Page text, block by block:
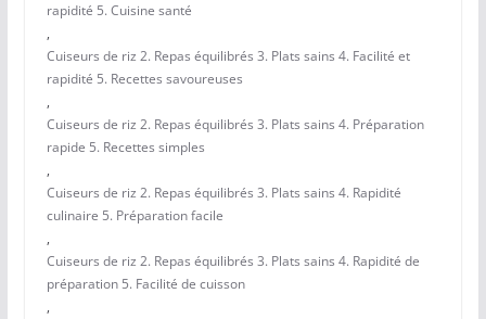
rapidité 5. Cuisine santé
,
Cuiseurs de riz 2. Repas équilibrés 3. Plats sains 4. Facilité et
rapidité 5. Recettes savoureuses
,
Cuiseurs de riz 2. Repas équilibrés 3. Plats sains 4. Préparation
rapide 5. Recettes simples
,
Cuiseurs de riz 2. Repas équilibrés 3. Plats sains 4. Rapidité
culinaire 5. Préparation facile
,
Cuiseurs de riz 2. Repas équilibrés 3. Plats sains 4. Rapidité de
préparation 5. Facilité de cuisson
,